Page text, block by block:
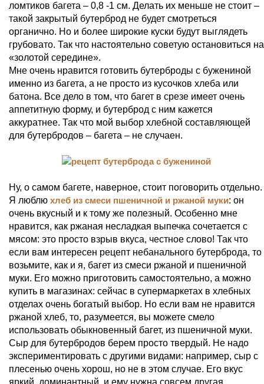
ломтиков багета – 0,8 -1 см. Делать их меньше не стоит –
такой закрытый бутерброд не будет смотреться
органично. Но и более широкие куски будут выглядеть
грубовато. Так что настоятельно советую остановиться на
«золотой середине».
Мне очень нравится готовить бутерброды с бужениной
именно из багета, а не просто из кусочков хлеба или
батона. Все дело в том, что багет в срезе имеет очень
аппетитную форму, и бутерброд с ним кажется
аккуратнее. Так что мой выбор хлебной составляющей
для бутербродов – багета – не случаен.
Ну, о самом багете, наверное, стоит поговорить отдельно.
Я люблю хлеб из смеси пшеничной и ржаной муки: он
очень вкусный и к тому же полезный. Особенно мне
нравится, как ржаная несладкая выпечка сочетается с
мясом: это просто взрыв вкуса, честное слово! Так что
если вам интересен рецепт небанального бутерброда, то
возьмите, как и я, багет из смеси ржаной и пшеничной
муки. Его можно приготовить самостоятельно, а можно
купить в магазинах: сейчас в супермаркетах в хлебных
отделах очень богатый выбор. Но если вам не нравится
ржаной хлеб, то, разумеется, вы можете смело
использовать обыкновенный багет, из пшеничной муки.
Сыр для бутербродов берем просто твердый. Не надо
экспериментировать с другими видами: например, сыр с
плесенью очень хорош, но не в этом случае. Его вкус
яркий, доминантный, и ему нужна совсем другая